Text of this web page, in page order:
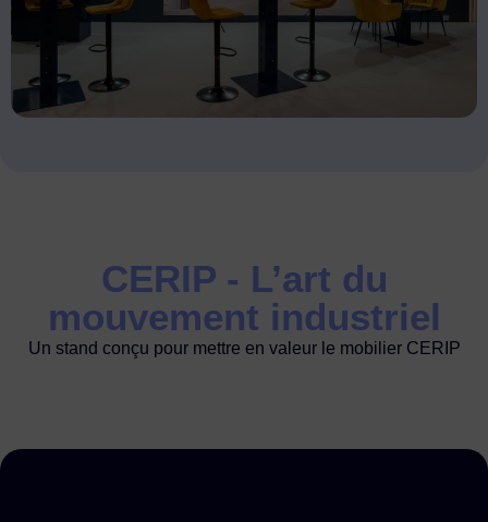
CERIP - L’art du
mouvement industriel
Un stand conçu pour mettre en valeur le mobilier CERIP